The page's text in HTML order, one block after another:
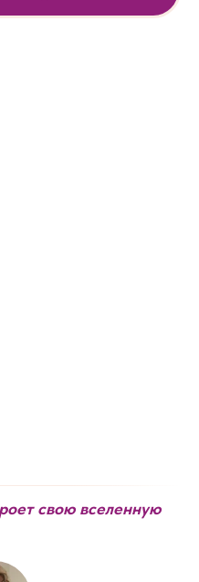
свою вселенную